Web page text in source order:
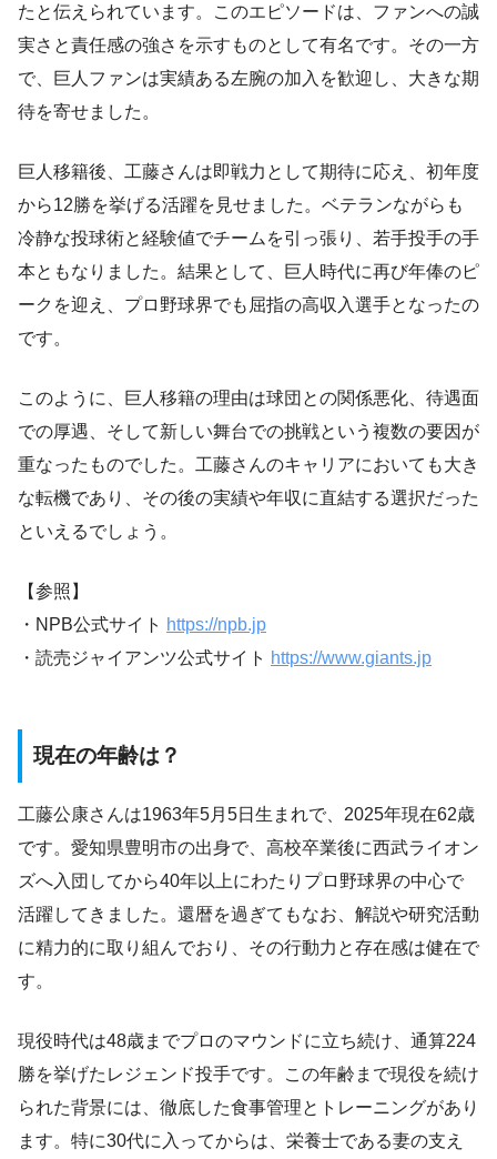
たと伝えられています。このエピソードは、ファンへの誠
実さと責任感の強さを示すものとして有名です。その一方
で、巨人ファンは実績ある左腕の加入を歓迎し、大きな期
待を寄せました。
巨人移籍後、工藤さんは即戦力として期待に応え、初年度
から12勝を挙げる活躍を見せました。ベテランながらも
冷静な投球術と経験値でチームを引っ張り、若手投手の手
本ともなりました。結果として、巨人時代に再び年俸のピ
ークを迎え、プロ野球界でも屈指の高収入選手となったの
です。
このように、巨人移籍の理由は球団との関係悪化、待遇面
での厚遇、そして新しい舞台での挑戦という複数の要因が
重なったものでした。工藤さんのキャリアにおいても大き
な転機であり、その後の実績や年収に直結する選択だった
といえるでしょう。
【参照】
・NPB公式サイト https://npb.jp
・読売ジャイアンツ公式サイト https://www.giants.jp
現在の年齢は？
工藤公康さんは1963年5月5日生まれで、2025年現在62歳
です。愛知県豊明市の出身で、高校卒業後に西武ライオン
ズへ入団してから40年以上にわたりプロ野球界の中心で
活躍してきました。還暦を過ぎてもなお、解説や研究活動
に精力的に取り組んでおり、その行動力と存在感は健在で
す。
現役時代は48歳までプロのマウンドに立ち続け、通算224
勝を挙げたレジェンド投手です。この年齢まで現役を続け
られた背景には、徹底した食事管理とトレーニングがあり
ます。特に30代に入ってからは、栄養士である妻の支え